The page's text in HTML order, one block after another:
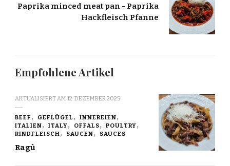
Paprika minced meat pan - Paprika
Hackfleisch Pfanne
Empfohlene Artikel
AKTUALISIERT AM 12. DEZEMBER 2025
BEEF GEFLÜGEL
INNEREIEN
ITALIEN
ITALY OFFALS
POULTRY
RINDFLEISCH
SAUCEN SAUCES
Ragù